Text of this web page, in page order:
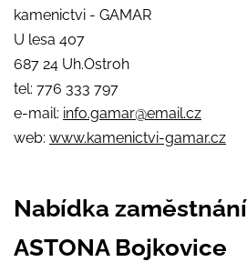
kamenictvi - GAMAR
U lesa 407
687 24 Uh.Ostroh
tel: 776 333 797
e-mail: info.gamar@email.cz
web: www.kamenictvi-gamar.cz
Nabídka
ASTONA Bojkovice